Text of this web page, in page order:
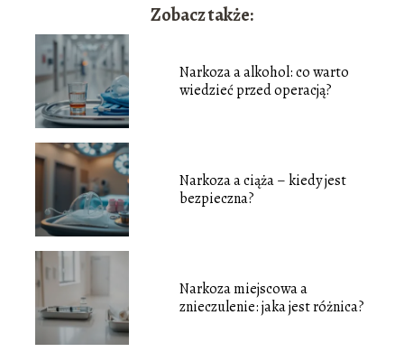
Zobacz także:
Narkoza a alkohol: co warto
wiedzieć przed operacją?
Narkoza a ciąża – kiedy jest
bezpieczna?
Narkoza miejscowa a
znieczulenie: jaka jest różnica?